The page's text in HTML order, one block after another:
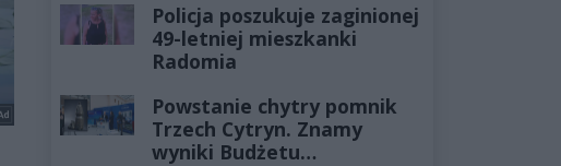
Policja poszukuje zaginionej
49-letniej mieszkanki
Radomia
Powstanie chytry pomnik
Trzech Cytryn. Znamy
wyniki Budżetu